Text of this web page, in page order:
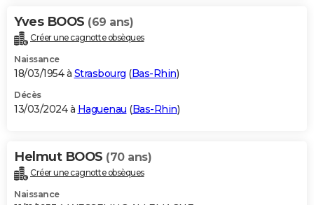
Yves BOOS (69 ans)
Créer une cagnotte obsèques
Naissance
18/03/1954 à Strasbourg (Bas-Rhin)
Décès
13/03/2024 à Haguenau (Bas-Rhin)
Helmut BOOS (70 ans)
Créer une cagnotte obsèques
Naissance